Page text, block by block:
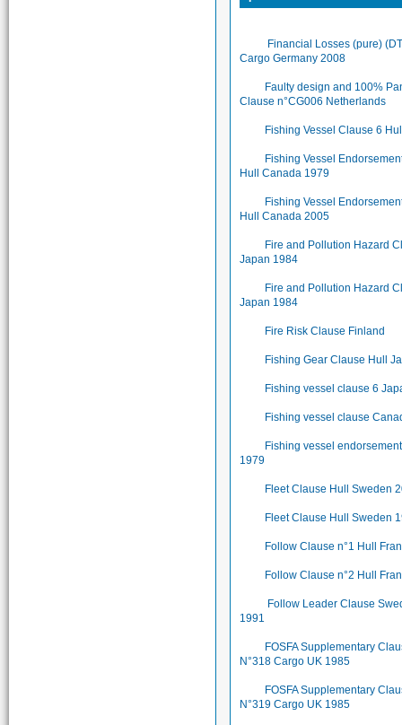
Financial Losses (pure)
Cargo Germany 2008
Faulty design and 100%
Clause n°CG006 Netherlands
Fishing Vessel Clause 6
Fishing Vessel
Hull Canada 1979
Fishing Vessel
Hull Canada 2005
Fire and Pollution Hazard
Japan 1984
Fire and Pollution Hazard
Japan 1984
Fire Risk Clause Finland
Fishing Gear Clause Hull
Fishing vessel clause 6
Fishing vessel clause
Fishing vessel
1979
Fleet Clause Hull Sweden
Fleet Clause Hull Sweden
Follow Clause n°1 Hull
Follow Clause n°2 Hull
Follow Leader Clause
1991
FOSFA Supplementary
N°318 Cargo UK 1985
FOSFA Supplementary
N°319 Cargo UK 1985